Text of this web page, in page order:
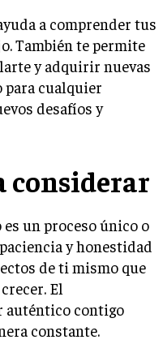
a comprender tus
También te permite
y adquirir nuevas
para cualquier
desafíos y
un proceso único o
y honestidad
de ti mismo que
El
auténtico contigo
constante.